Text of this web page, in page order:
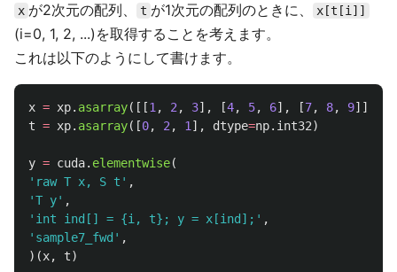
x が2次元の配列、 t が1次元の配列のときに、 x[t[i]]
(i=0, 1, 2, ...)を取得することを考えます。
これは以下のようにして書けます。
x = xp. asarray([[1 , 2 , 3], [4, 5, 6], [7, 8, 9]],
t = xp. asarray([0, 2 , 1 ], dtype=np. int32)
y = cuda. elementwise(
' raw T x, S t ' ,
'T y' ,
' int ind[] = {i, t}; y = x[ind]; ' ,
' sample7_fwd ' ,
)(x, t)